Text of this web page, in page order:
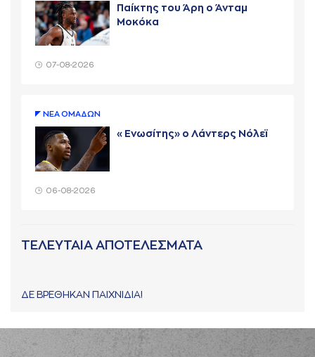
Παίκτης του Άρη ο Άνταμ
Μοκόκα
07-08-2026
ΝΕA ΟΜAΔΩΝ
«Ενωσίτης» ο Λάντερς Νόλεϊ
06-08-2026
ΤΕΛΕΥΤΑΙΑ ΑΠΟΤΕΛΕΣΜΑΤΑ
ΔΕ ΒΡΕΘΗΚΑΝ ΠΑΙΧΝΙΔΙΑ!